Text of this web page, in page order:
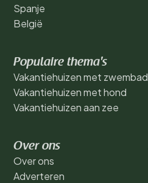
Spanje
België
Populaire thema's
Vakantiehuizen met zwembad
Vakantiehuizen met hond
Vakantiehuizen aan zee
Over ons
Over ons
Adverteren